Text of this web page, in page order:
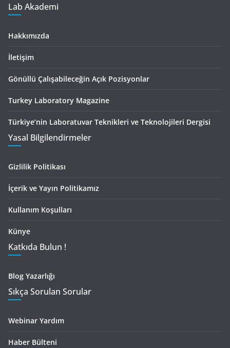
Lab Akademi
Hakkımızda
İletişim
Gönüllü Çalışabileceğin Açık Pozisyonlar
Turkey Laboratory Magazine
Türkiye’nin Laboratuvar Teknikleri ve Teknolojileri Dergisi
Yasal Bilgilendirmeler
Gizlilik Politikası
İçerik ve Yayın Politikamız
Kullanım Koşulları
Künye
Katkıda Bulun !
Blog Yazarlığı
Sıkça Sorulan Sorular
Webinar Yardım
Haber Bülteni